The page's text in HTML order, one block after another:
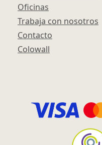
Oficinas
Trabaja con nosotros
Contacto
Colowall